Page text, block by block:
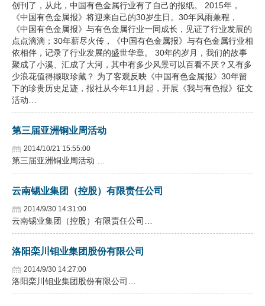
创刊了，从此，中国有色金属行业有了自己的报纸。 2015年，
《中国有色金属报》将迎来自己的30岁生日。30年风雨兼程，
《中国有色金属报》与有色金属行业一同成长，见证了行业发展的
点点滴滴；30年薪尽火传，《中国有色金属报》与有色金属行业相
依相伴，记录了行业发展的盛世华章。 30年的岁月，我们的故事
聚成了小溪、汇成了大河，其中有多少风景可以百看不厌？又有多
少浪花值得撷取珍藏？ 为了客观反映《中国有色金属报》30年留
下的珍贵历史足迹，报社从今年11月起，开展《我与有色报》征文
活动…
第三届亚洲铜业周活动
2014/10/21 15:55:00
第三届亚洲铜业周活动 …
云南锡业集团（控股）有限责任公司
2014/9/30 14:31:00
云南锡业集团（控股）有限责任公司…
洛阳栾川钼业集团股份有限公司
2014/9/30 14:27:00
洛阳栾川钼业集团股份有限公司…